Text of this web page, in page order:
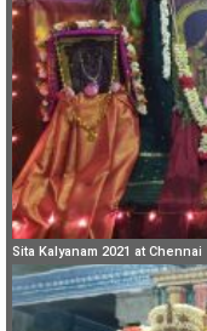
Sita Kalyanam 2021 at Chennai